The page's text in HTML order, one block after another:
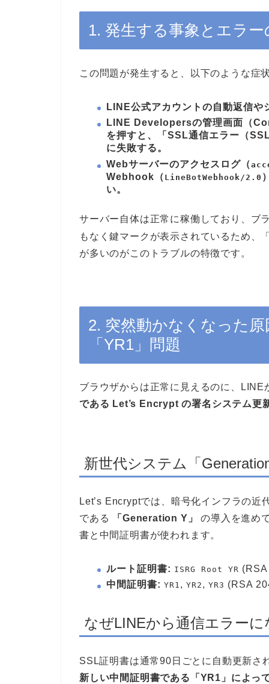
1. 発生する事象とエラー
この問題が発生すると、以下のような症
LINE公式アカウントの自動返信や
LINE Developersの管理画面（
を押すと、「SSL通信エラー（
に失敗する。
Webサーバーのアクセスログ（
Webhook（ LineBotWebhook/2.0
い。
サーバー自体は正常に稼働しており、ブ
もなく鍵マークが表示されているため、
が多いのがこのトラブルの特徴です。
2. 突然動かなくなった原
「YR1」問題
ブラウザからは正常に見えるのに、LINE
である Let’s Encrypt の署名システム更
新世代システム「
Let’s Encryptでは、暗号化インフラの
である
「Generation Y」
の導入を進め
書と中間証明書が使われます。
ルート証明書: ISRG Root YR
中間証明書: YR1 , YR2 , YR3 (RSA
なぜLINEから通信エラー
SSL証明書は通常90日ごとに自動更新さ
新しい中間証明書である「YR1」によっ